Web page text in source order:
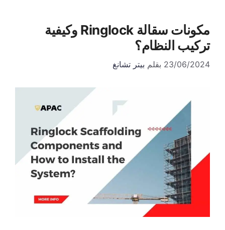
مكونات سقالة Ringlock وكيفية
تركيب النظام؟
23/06/2024 بقلم بيتر تشانغ